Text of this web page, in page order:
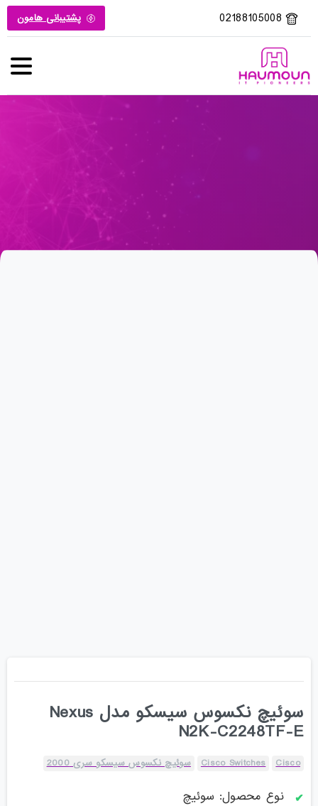
02188105008 پشتیبانی هامون
سوئیچ نکسوس سیسکو مدل Nexus
N2K-C2248TF-E
Cisco
Cisco Switches سوئیچ نکسوس سیسکو سری 2000
نوع محصول: سوئیچ